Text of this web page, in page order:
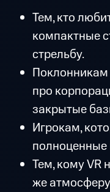
Тем, кто
компактные
стрельбу.
Поклонникам
про
закрытые
Игрокам,
Тем, кому VR
же